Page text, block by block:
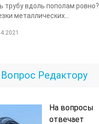
трубу вдоль пополам ровно?
металлических...
Редактору
На вопросы
отвечает